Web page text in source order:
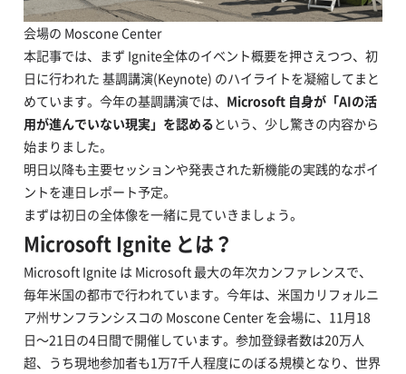
会場の Moscone Center
本記事では、まず Ignite全体のイベント概要を押さえつつ、初
日に行われた 基調講演(Keynote) のハイライトを凝縮してまと
めています。今年の基調講演では、 Microsoft 自身が「AIの活
用が進んでいない現実」を認めるという、少し驚きの内容から
始まりました。
明日以降も主要セッションや発表された新機能の実践的なポイ
ントを連日レポート予定。
まずは初日の全体像を一緒に見ていきましょう。
Microsoft Ignite とは？
Microsoft Ignite は Microsoft 最大の年次カンファレンスで、
毎年米国の都市で行われています。今年は、米国カリフォルニ
ア州サンフランシスコの Moscone Center を会場に、11月18
日～21日の4日間で開催しています。参加登録者数は20万人
超、うち現地参加者も1万7千人程度にのぼる規模となり、世界